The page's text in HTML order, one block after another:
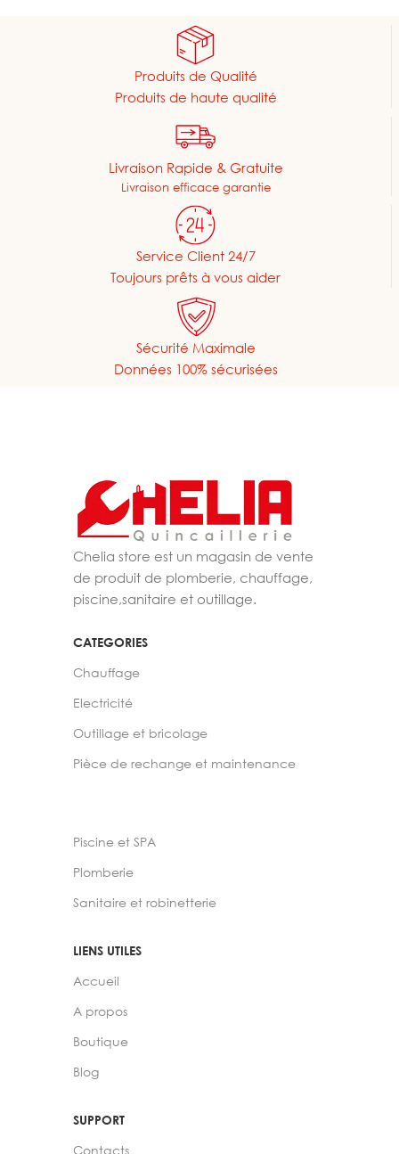
Produits de Qualité
Produits de haute qualité
Livraison Rapide & Gratuite
Livraison efficace garantie
Service Client 24/7
Toujours prêts à vous aider
Sécurité Maximale
Données 100% sécurisées
Chelia store est un magasin de vente
de produit de plomberie, chauffage,
piscine,sanitaire et outillage.
CATEGORIES
Chauffage
Electricité
Outillage et bricolage
Pièce de rechange et maintenance
Piscine et SPA
Plomberie
Sanitaire et robinetterie
LIENS UTILES
Accueil
A propos
Boutique
Blog
SUPPORT
Contacts